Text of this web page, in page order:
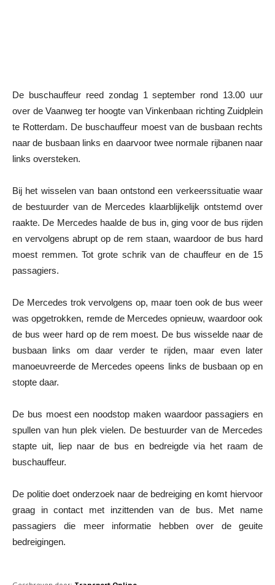
De buschauffeur reed zondag 1 september rond 13.00 uur
over de Vaanweg ter hoogte van Vinkenbaan richting Zuidplein
te Rotterdam. De buschauffeur moest van de busbaan rechts
naar de busbaan links en daarvoor twee normale rijbanen naar
links oversteken.
Bij het wisselen van baan ontstond een verkeerssituatie waar
de bestuurder van de Mercedes klaarblijkelijk ontstemd over
raakte. De Mercedes haalde de bus in, ging voor de bus rijden
en vervolgens abrupt op de rem staan, waardoor de bus hard
moest remmen. Tot grote schrik van de chauffeur en de 15
passagiers.
De Mercedes trok vervolgens op, maar toen ook de bus weer
was opgetrokken, remde de Mercedes opnieuw, waardoor ook
de bus weer hard op de rem moest. De bus wisselde naar de
busbaan links om daar verder te rijden, maar even later
manoeuvreerde de Mercedes opeens links de busbaan op en
stopte daar.
De bus moest een noodstop maken waardoor passagiers en
spullen van hun plek vielen. De bestuurder van de Mercedes
stapte uit, liep naar de bus en bedreigde via het raam de
buschauffeur.
De politie doet onderzoek naar de bedreiging en komt hiervoor
graag in contact met inzittenden van de bus. Met name
passagiers die meer informatie hebben over de geuite
bedreigingen.